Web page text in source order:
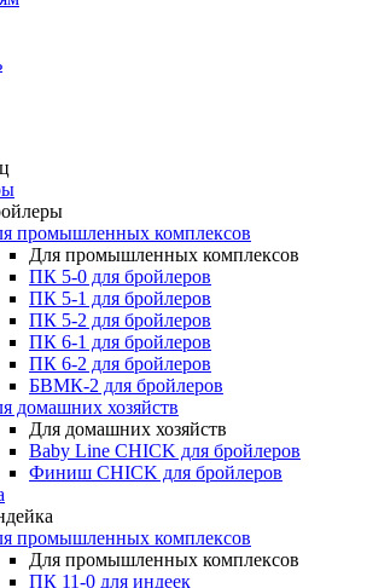
промышленных комплексов
Для промышленных комплексов
ПК 5-0 для бройлеров
ПК 5-1 для бройлеров
ПК 5-2 для бройлеров
ПК 6-1 для бройлеров
ПК 6-2 для бройлеров
БВМК-2 для бройлеров
домашних хозяйств
Для домашних хозяйств
Baby Line CHICK для бройлеров
Финиш CHICK для бройлеров
промышленных комплексов
Для промышленных комплексов
ПК 11-0 для индеек